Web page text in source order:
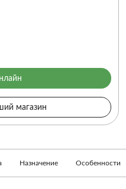
магазин
Назначение Особенности